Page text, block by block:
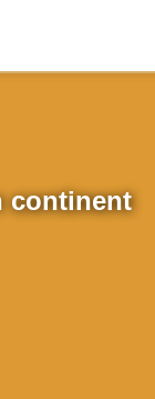
continent